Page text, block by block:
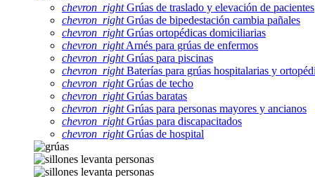
chevron_rightGrúas de traslado y elevación de pacientes
chevron_rightGrúas de bipedestación cambia pañales
chevron_rightGrúas ortopédicas domiciliarias
chevron_rightArnés para grúas de enfermos
chevron_rightGrúas para piscinas
chevron_rightBaterías para grúas hospitalarias y
chevron_rightGrúas de techo
chevron_rightGrúas baratas
chevron_rightGrúas para personas mayores y ancianos
chevron_rightGrúas para discapacitados
chevron_rightGrúas de hospital